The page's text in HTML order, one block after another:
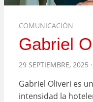
COMUNICACIÓN
Gabriel
POSTED
29 SEPTIEMBRE, 2025
Gabriel Oliveri es
intensidad la